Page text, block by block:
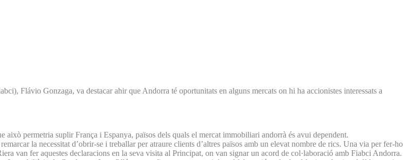
Flávio Gonzaga, va destacar ahir que Andorra té oportunitats en alguns mercats on hi ha accionistes interessats a
permetria suplir França i Espanya, països dels quals el mercat immobiliari andorrà és avui dependent.
la necessitat d’obrir-se i treballar per atraure clients d’altres països amb un elevat nombre de rics. Una via per fer-ho
van fer aquestes declaracions en la seva visita al Principat, on van signar un acord de col·laboració amb Fiabci Andorra.